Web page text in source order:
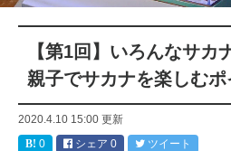
【第1回】いろんなサカ
親子でサカナを楽しむポ
2020.4.10 15:00 更新
0
シェア 0 ツイート